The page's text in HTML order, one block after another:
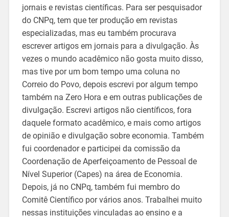
jornais e revistas científicas. Para ser pesquisador
do CNPq, tem que ter produção em revistas
especializadas, mas eu também procurava
escrever artigos em jornais para a divulgação. Às
vezes o mundo acadêmico não gosta muito disso,
mas tive por um bom tempo uma coluna no
Correio do Povo, depois escrevi por algum tempo
também na Zero Hora e em outras publicações de
divulgação. Escrevi artigos não científicos, fora
daquele formato acadêmico, e mais como artigos
de opinião e divulgação sobre economia. Também
fui coordenador e participei da comissão da
Coordenação de Aperfeiçoamento de Pessoal de
Nível Superior (Capes) na área de Economia.
Depois, já no CNPq, também fui membro do
Comitê Científico por vários anos. Trabalhei muito
nessas instituições vinculadas ao ensino e a